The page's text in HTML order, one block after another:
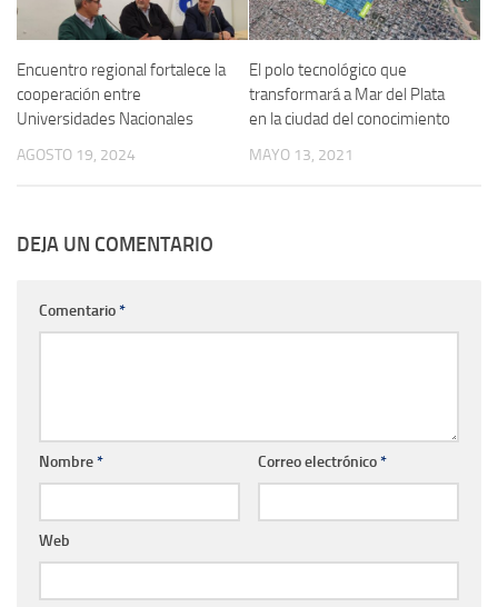
Encuentro regional fortalece la
cooperación entre
Universidades Nacionales
AGOSTO 19, 2024
El polo tecnológico que
transformará a Mar del Plata
en la ciudad del conocimiento
MAYO 13, 2021
DEJA UN COMENTARIO
Comentario*
Nombre* Correo electrónico*
Web